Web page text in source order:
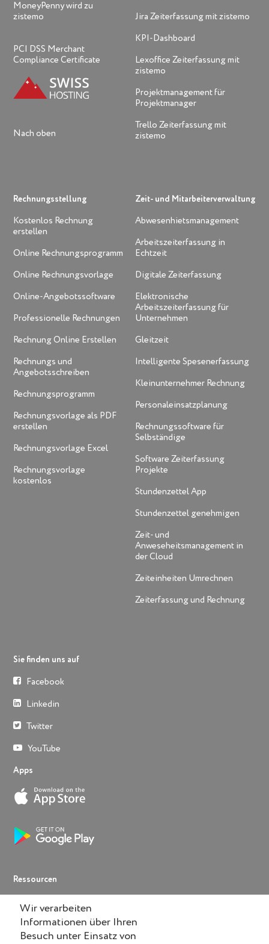
MoneyPenny wird zu
zistemo
PCI DSS Merchant
Compliance Certificate
Nach oben
Rechnungsstellung
Kostenlos Rechnung
erstellen
Online Rechnungsprogramm
Online Rechnungsvorlage
Online-Angebotssoftware
Professionelle Rechnungen
Rechnung Online Erstellen
Rechnungs und
Angebotsschreiben
Rechnungsprogramm
Rechnungsvorlage als PDF
erstellen
Rechnungsvorlage Excel
Rechnungsvorlage
kostenlos
Jira Zeiterfassung mit zistemo
KPI-Dashboard
Lexoffice Zeiterfassung mit
zistemo
Projektmanagement für
Projektmanager
Trello Zeiterfassung mit
zistemo
Zeit- und Mitarbeiterverwaltung
Abwesenhietsmanagement
Arbeitszeiterfassung in
Echtzeit
Digitale Zeiterfassung
Elektronische
Arbeitszeiterfassung für
Unternehmen
Gleitzeit
Intelligente Spesenerfassung
Kleinunternehmer Rechnung
Personaleinsatzplanung
Rechnungssoftware für
Selbständige
Software Zeiterfassung
Projekte
Stundenzettel App
Stundenzettel genehmigen
Zeit- und
Anweseheitsmanagement in
der Cloud
Zeiteinheiten Umrechnen
Zeiterfassung und Rechnung
Sie finden uns auf
Facebook
Linkedin
Twitter
YouTube
Apps
Ressourcen
Knowledge Base
Wir verarbeiten
Informationen über Ihren
Besuch unter Einsatz von